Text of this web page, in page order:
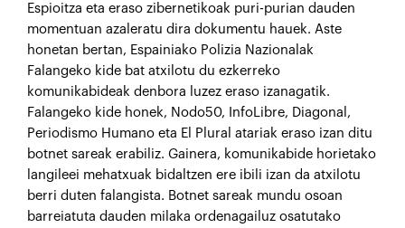
Espioitza eta eraso zibernetikoak puri-purian dauden
momentuan azaleratu dira dokumentu hauek. Aste
honetan bertan, Espainiako Polizia Nazionalak
Falangeko kide bat atxilotu du ezkerreko
komunikabideak denbora luzez eraso izanagatik.
Falangeko kide honek, Nodo50, InfoLibre, Diagonal,
Periodismo Humano eta El Plural atariak eraso izan ditu
botnet sareak erabiliz. Gainera, komunikabide horietako
langileei mehatxuak bidaltzen ere ibili izan da atxilotu
berri duten falangista. Botnet sareak mundu osoan
barreiatuta dauden milaka ordenagailuz osatutako